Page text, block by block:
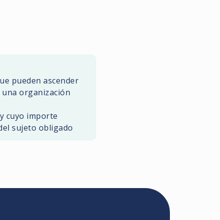
pueden ascender
organización
cuyo importe
sujeto obligado